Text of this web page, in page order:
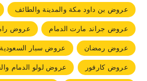
عروض بن داود مكة والمدينة والطائف
عروض جراند مارت الدمام
عروض
عروض رمضان
عروض سبار السعودية
عروض كارفور
عروض لولو الدمام